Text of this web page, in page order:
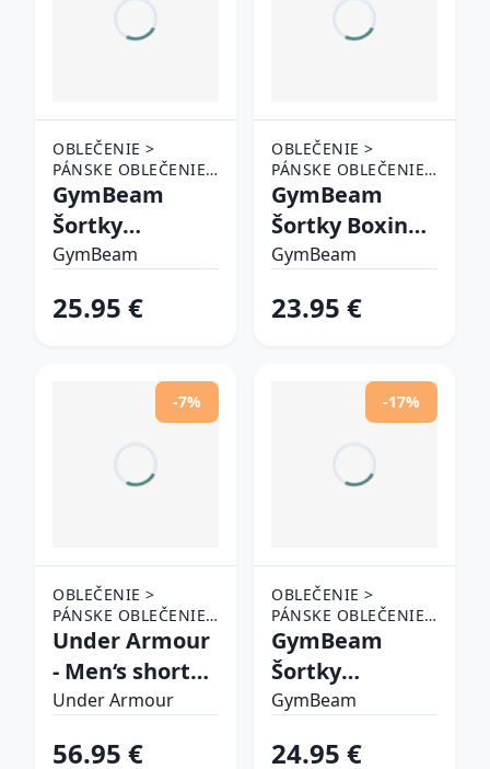
OBLEČENIE >
PÁNSKE OBLEČENIE
> ŠORTKY
GymBeam
Šortky
Persistence
M
GymBeam
25.95 €
OBLEČENIE >
PÁNSKE OBLEČENIE
> ŠORTKY
GymBeam
Šortky Boxing
Combat Olive
GymBeam
23.95 €
-7%
OBLEČENIE >
PÁNSKE OBLEČENIE
> ŠORTKY
Under Armour
- Men‘s shorts
Vanish Woven
XXL
Under Armour
56.95 €
-17%
OBLEČENIE >
PÁNSKE OBLEČENIE
> ŠORTKY
GymBeam
Šortky
Limitless Hot
GymBeam
24.95 €